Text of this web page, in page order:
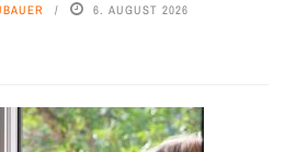
6. AUGUST 2026